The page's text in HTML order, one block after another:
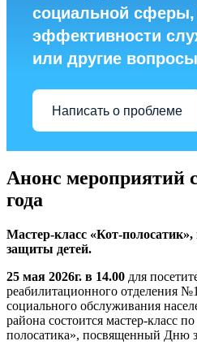
социальной
эффективности
или другие
Написать о проблеме
Анонс мероприятий
года
Мастер-класс «Кот-
защиты детей.
25 мая 2026г. в 14.00 для
реабилитационного отделения
социального обслуживания
района состоится мастер-класс
полосатика», посвященный Дню